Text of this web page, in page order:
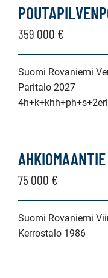
erillistalo,
maatila
359 000 €
Suomi Rovaniemi
Paritalo 2027
75 000 €
Suomi Rovaniemi
Kerrostalo 1986